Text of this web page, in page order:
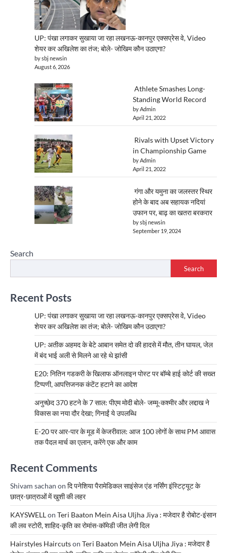
UP: पंखा लगाकर सुखाया जा रहा लखनऊ-कानपुर एक्सप्रेस वे, Video
शेयर कर अखिलेश का तंज; बोले- जोखिम कौन उठाएगा?
by sbj newsin
August 6, 2026
Athlete Smashes Long-
Standing World Record
by Admin
April 21, 2022
Rivals with Upset Victory
in Championship Game
by Admin
April 21, 2022
गंगा और यमुना का जलस्तर स्थिर
होने के बाद अब सहायक नदियां
उफान पर, बाढ़ का खतरा बरकरार
by sbj newsin
September 19, 2024
Search
Search
Recent Posts
UP: पंखा लगाकर सुखाया जा रहा लखनऊ-कानपुर एक्सप्रेस वे, Video
शेयर कर अखिलेश का तंज; बोले- जोखिम कौन उठाएगा?
UP: अतीक अहमद के बेटे आबान समेत दो की हादसे में मौत, तीन घायल, जेल
में बंद भाई अली से मिलने आ रहे थे झांसी
E20: नितिन गडकरी के खिलाफ ऑनलाइन पोस्ट पर बॉम्बे हाई कोर्ट की सख्त
टिप्पणी, आपत्तिजनक कंटेंट हटाने का आदेश
अनुच्छेद 370 हटने के 7 साल: पीएम मोदी बोले- जम्मू-कश्मीर और लद्दाख ने
विकास का नया दौर देखा; गिनाईं ये उपलब्धि
E-20 पर आर-पार के मूड में केजरीवाल: आज 100 लोगों के साथ PM आवास
तक पैदल मार्च का एलान, करेंगे एक और काम
Recent Comments
Shivam sachan on दि पनेशिया पैरामेडिकल साइंसेज एंड नर्सिंग इंस्टिट्यूट के
छात्र-छात्राओं में खुशी की लहर
KAYSWELLon Teri Baaton Mein Aisa Uljha Jiya : मजेदार है रोबोट-इंसान
की लव स्टोरी, शाहिद-कृति का रोमांस-कॉमेडी जीत लेगी दिल
Hairstyles Haircutson Teri Baaton Mein Aisa Uljha Jiya : मजेदार है